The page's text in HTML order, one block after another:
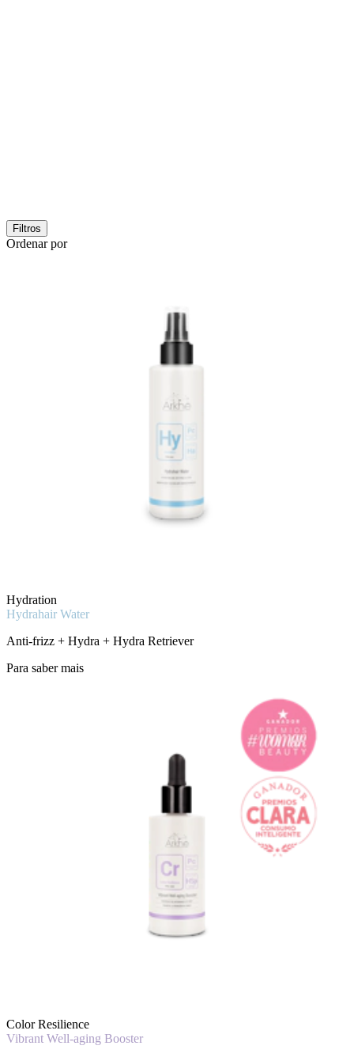
Filtros
Ordenar por
Hydration
Hydrahair Water
Anti-frizz + Hydra + Hydra Retriever
Para saber mais
Color Resilience
Vibrant Well-aging Booster